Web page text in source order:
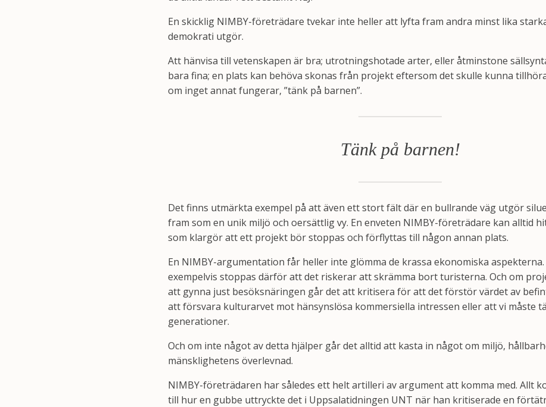
En skicklig NIMBY-företrädare tvekar inte heller att lyfta fram andra minst lika
demokrati utgör.
Att hänvisa till vetenskapen är bra; utrotningshotade arter, eller åtminstone
bara fina; en plats kan behöva skonas från projekt eftersom det skulle kunna tillhöra
om inget annat fungerar, ”tänk på barnen”.
Tänk på barnen!
Det finns utmärkta exempel på att även ett stort fält där en bullrande väg utgör
fram som en unik miljö och oersättlig vy. En enveten NIMBY-företrädare kan alltid
som klargör att ett projekt bör stoppas och förflyttas till någon annan plats.
En NIMBY-argumentation får heller inte glömma de krassa ekonomiska
exempelvis stoppas därför att det riskerar att skrämma bort turisterna. Och om
att gynna just besöksnäringen går det att kritisera för att det förstör värdet av
att försvara kulturarvet mot hänsynslösa kommersiella intressen eller att vi måste
generationer.
Och om inte något av detta hjälper går det alltid att kasta in något om miljö,
mänsklighetens överlevnad.
NIMBY-företrädaren har således ett helt artilleri av argument att komma med. Allt
till hur en gubbe uttryckte det i Uppsalatidningen UNT när han kritiserade en